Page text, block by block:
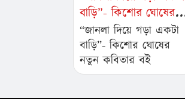
বাড়ি”- কিশোর ঘোষের
নতুন কবিতার বই
“জানলা দিয়ে গড়া একটা
বাড়ি”- কিশোর ঘোষের
নতুন কবিতার বই